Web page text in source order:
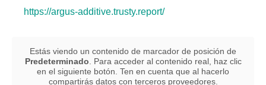
https://argus-additive.trusty.report/
Estás viendo un contenido de marcador de posición de
Predeterminado . Para acceder al contenido real, haz clic
en el siguiente botón. Ten en cuenta que al hacerlo
compartirás datos con terceros proveedores.